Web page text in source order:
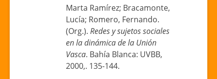
Marta Ramírez; Bracamonte,
Lucía; Romero, Fernando.
(Org.). Redes y sujetos sociales
en la dinámica de la Unión
Vasca. Bahía Blanca: UVBB,
2000,. 135-144.